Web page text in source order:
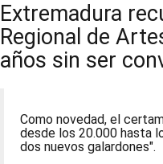
Extremadura
Regional de
años sin ser
Como novedad, el
desde los 20.000 hasta
dos nuevos galardones".